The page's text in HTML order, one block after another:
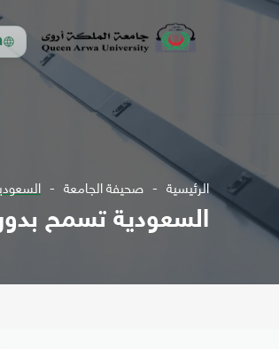
الرئيسية صحيفة الجامعة
السعودية تسمح